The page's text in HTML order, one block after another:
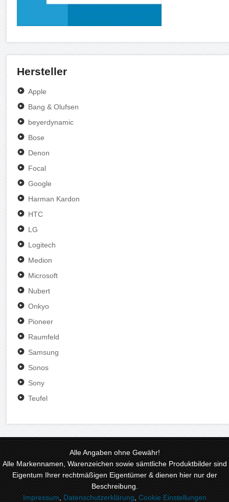
Hersteller
Apple
Bang & Olufsen
beyerdynamic
Bose
Denon
Focal
Google
Harman Kardon
HTC
LG
Logitech
Medion
Microsoft
Nubert
Onkyo
Pioneer
Raumfeld
Samsung
Sonos
Sony
Teufel
Alle Angaben ohne Gewähr!
Alle Markennamen, Warenzeichen sowie sämtliche Produktbilder sind
Eigentum Ihrer rechtmäßigen Eigentümer & dienen hier nur der
Beschreibung.
Impressum
Datenschutzerklärung Cookie Einstellungen